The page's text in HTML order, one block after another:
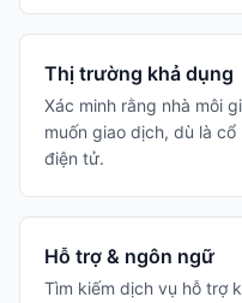
Thị trường khả dụng
Xác minh rằng nhà môi
muốn giao dịch, dù là cổ
điện tử.
Hỗ trợ & ngôn ngữ
Tìm kiếm dịch vụ hỗ trợ